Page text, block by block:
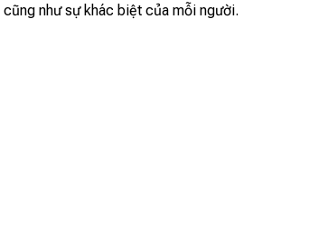
như sự khác biệt của mỗi người.